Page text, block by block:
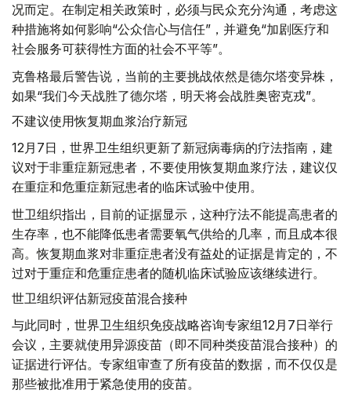
况而定。在制定相关政策时，必须与民众充分沟通，考虑这
种措施将如何影响“公众信心与信任”，并避免“加剧医疗和
社会服务可获得性方面的社会不平等”。
克鲁格最后警告说，当前的主要挑战依然是德尔塔变异株，
如果“我们今天战胜了德尔塔，明天将会战胜奥密克戎”。
不建议使用恢复期血浆治疗新冠
12月7日，世界卫生组织更新了新冠病毒病的疗法指南，建
议对于非重症新冠患者，不要使用恢复期血浆疗法，建议仅
在重症和危重症新冠患者的临床试验中使用。
世卫组织指出，目前的证据显示，这种疗法不能提高患者的
生存率，也不能降低患者需要氧气供给的几率，而且成本很
高。恢复期血浆对非重症患者没有益处的证据是肯定的，不
过对于重症和危重症患者的随机临床试验应该继续进行。
世卫组织评估新冠疫苗混合接种
与此同时，世界卫生组织免疫战略咨询专家组12月7日举行
会议，主要就使用异源疫苗（即不同种类疫苗混合接种）的
证据进行评估。专家组审查了所有疫苗的数据，而不仅仅是
那些被批准用于紧急使用的疫苗。